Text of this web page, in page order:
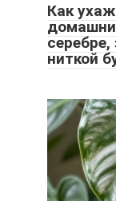
Как
серебре,
ниткой